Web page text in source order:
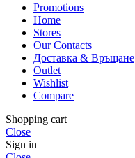
Promotions
Home
Stores
Our Contacts
Доставка & Връщане
Outlet
Wishlist
Compare
Shopping cart
Close
Sign in